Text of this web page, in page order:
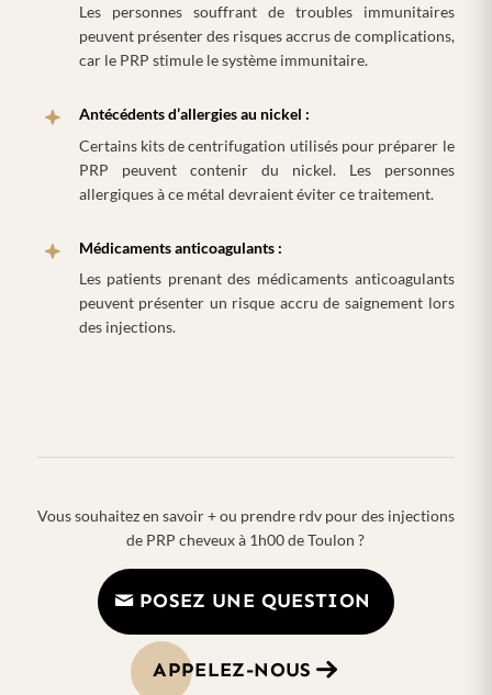
Les personnes souffrant de troubles immunitaires
peuvent présenter des risques accrus de complications,
car le PRP stimule le système immunitaire.
Antécédents d’allergies au nickel :
Certains kits de centrifugation utilisés pour préparer le
PRP peuvent contenir du nickel. Les personnes
allergiques à ce métal devraient éviter ce traitement.
Médicaments anticoagulants :
Les patients prenant des médicaments anticoagulants
peuvent présenter un risque accru de saignement lors
des injections.
Vous souhaitez en savoir + ou prendre rdv pour des injections
de PRP cheveux à 1h00 de Toulon ?
POSEZ UNE QUESTION
APPELEZ-NOUS